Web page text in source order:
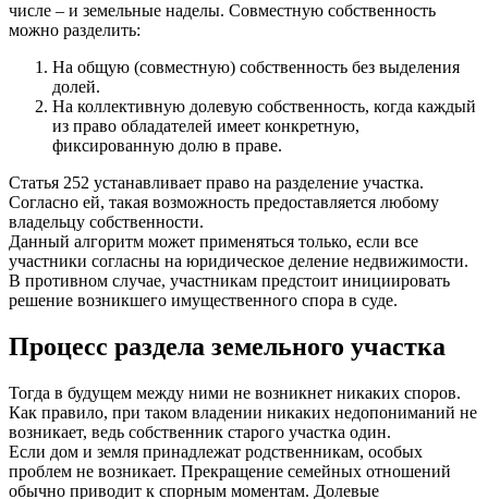
числе – и земельные наделы. Совместную собственность
можно разделить:
На общую (совместную) собственность без выделения
долей.
На коллективную долевую собственность, когда каждый
из право обладателей имеет конкретную,
фиксированную долю в праве.
Статья 252 устанавливает право на разделение участка.
Согласно ей, такая возможность предоставляется любому
владельцу собственности.
Данный алгоритм может применяться только, если все
участники согласны на юридическое деление недвижимости.
В противном случае, участникам предстоит инициировать
решение возникшего имущественного спора в суде.
Процесс раздела земельного участка
Тогда в будущем между ними не возникнет никаких споров.
Как правило, при таком владении никаких недопониманий не
возникает, ведь собственник старого участка один.
Если дом и земля принадлежат родственникам, особых
проблем не возникает. Прекращение семейных отношений
обычно приводит к спорным моментам. Долевые